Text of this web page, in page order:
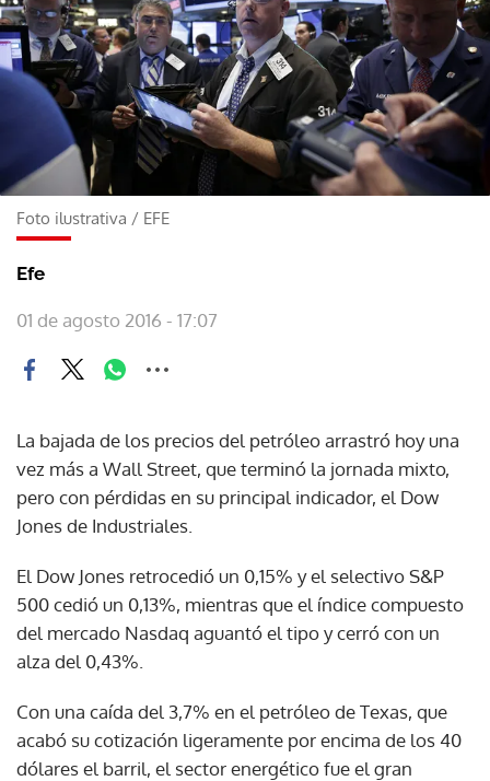
Foto ilustrativa / EFE
Efe
01 de agosto 2016 - 17:07
La bajada de los precios del petróleo arrastró hoy una
vez más a Wall Street, que terminó la jornada mixto,
pero con pérdidas en su principal indicador, el Dow
Jones de Industriales.
El Dow Jones retrocedió un 0,15% y el selectivo S&P
500 cedió un 0,13%, mientras que el índice compuesto
del mercado Nasdaq aguantó el tipo y cerró con un
alza del 0,43%.
Con una caída del 3,7% en el petróleo de Texas, que
acabó su cotización ligeramente por encima de los 40
dólares el barril, el sector energético fue el gran